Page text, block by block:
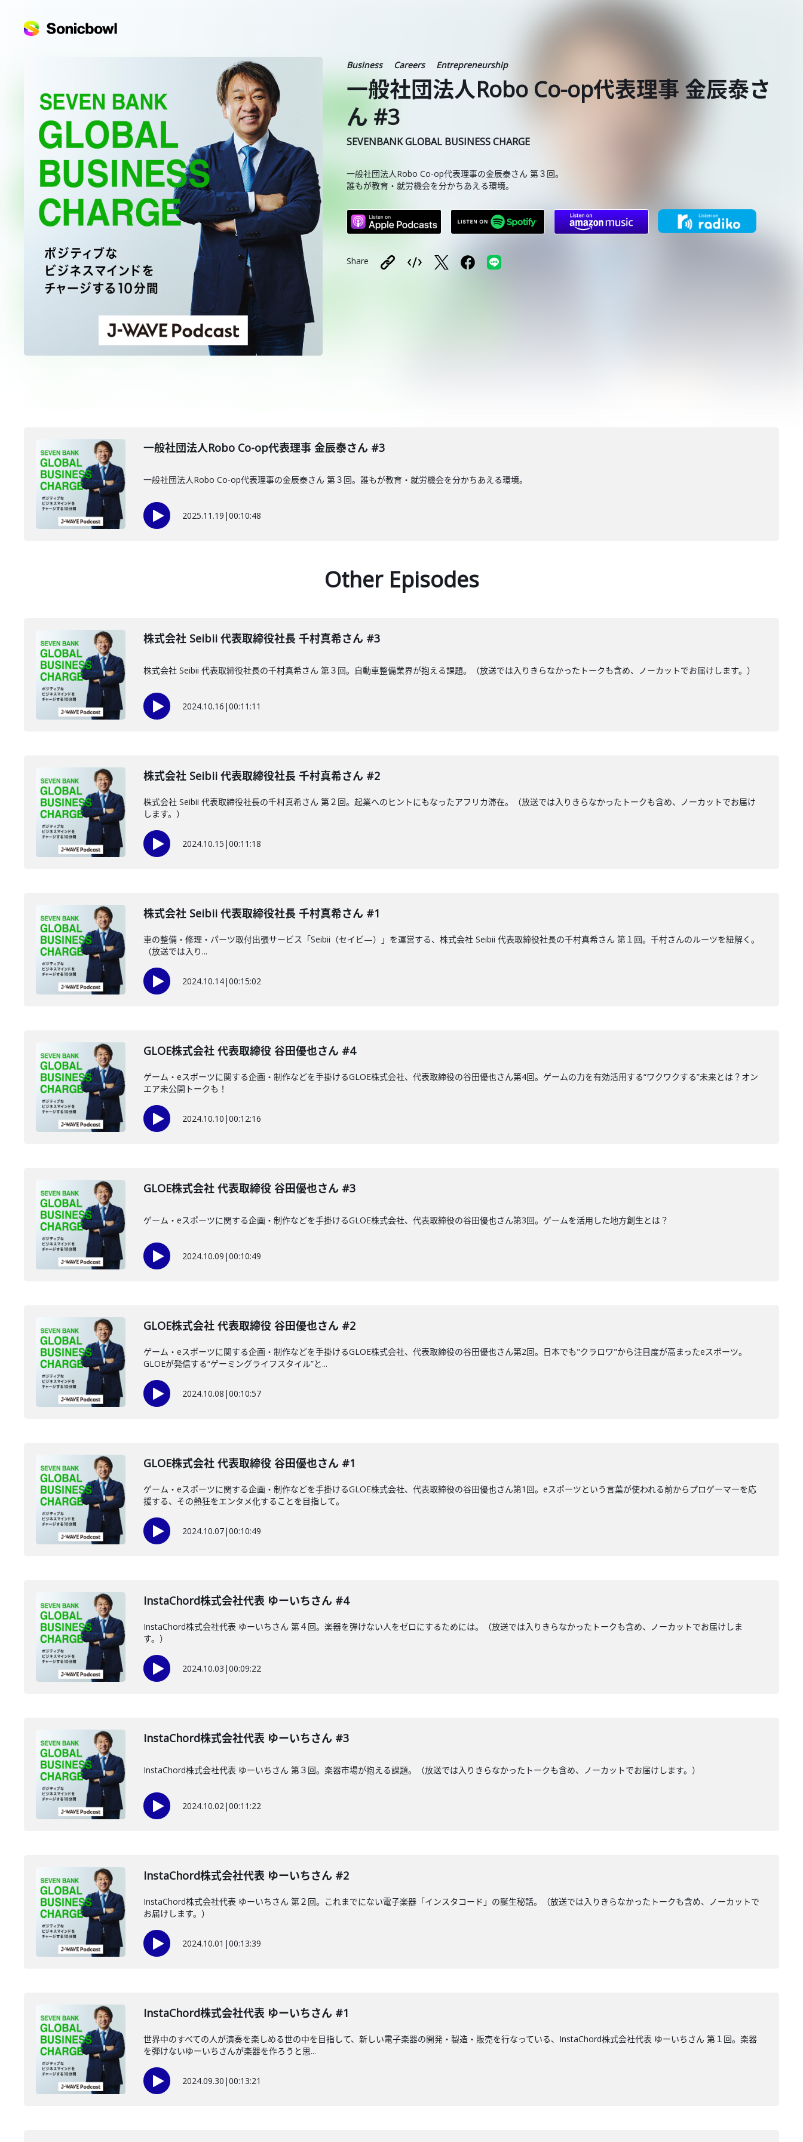
Business Careers Entrepreneurship
一般社団法人Robo Co-op代表理事 金辰泰さ
ん #3
SEVENBANK GLOBAL BUSINESS CHARGE
一般社団法人Robo Co-op代表理事の金辰泰さん 第３回。
誰もが教育・就労機会を分かちあえる環境。
Share
一般社団法人Robo Co-op代表理事 金辰泰さん #3
一般社団法人Robo Co-op代表理事の金辰泰さん 第３回。誰もが教育・就労機会を分かちあえる環境。
2025.11.19 |00:10:48
Other Episodes
株式会社 Seibii 代表取締役社長 千村真希さん #3
株式会社 Seibii 代表取締役社長の千村真希さん 第３回。自動車整備業界が抱える課題。（放送では入りきらなかったトークも含め、ノーカットでお届けします。）
2024.10.16 |00:11:11
株式会社 Seibii 代表取締役社長 千村真希さん #2
株式会社 Seibii 代表取締役社長の千村真希さん 第２回。起業へのヒントにもなったアフリカ滞在。（放送では入りきらなかったトークも含め、ノーカットでお届け
します。）
2024.10.15 |00:11:18
株式会社 Seibii 代表取締役社長 千村真希さん #1
車の整備・修理・パーツ取付出張サービス「Seibii（セイビ—）」を運営する、株式会社 Seibii 代表取締役社長の千村真希さん 第１回。千村さんのルーツを紐解く。
（放送では入り...
2024.10.14|00:15:02
GLOE株式会社 代表取締役 谷田優也さん #4
ゲーム・eスポーツに関する企画・制作などを手掛けるGLOE株式会社、代表取締役の谷田優也さん第4回。ゲームの力を有効活用する“ワクワクする”未来とは？オン
エア未公開トークも！
2024.10.10 |00:12:16
GLOE株式会社 代表取締役 谷田優也さん #3
ゲーム・eスポーツに関する企画・制作などを手掛けるGLOE株式会社、代表取締役の谷田優也さん第3回。ゲームを活用した地方創生とは？
2024.10.09 |00:10:49
GLOE株式会社 代表取締役 谷田優也さん #2
ゲーム・eスポーツに関する企画・制作などを手掛けるGLOE株式会社、代表取締役の谷田優也さん第2回。日本でも"クラロワ"から注目度が高まったeスポーツ。
GLOEが発信する“ゲーミングライフスタイル”と...
2024.10.08 |00:10:57
GLOE株式会社 代表取締役 谷田優也さん #1
ゲーム・eスポーツに関する企画・制作などを手掛けるGLOE株式会社、代表取締役の谷田優也さん第1回。eスポーツという言葉が使われる前からプロゲーマーを応
援する、その熱狂をエンタメ化することを目指して。
2024.10.07|00:10:49
InstaChord株式会社代表 ゆーいちさん #4
InstaChord株式会社代表 ゆーいちさん 第４回。楽器を弾けない人をゼロにするためには。（放送では入りきらなかったトークも含め、ノーカットでお届けしま
す。）
2024.10.03 |00:09:22
InstaChord株式会社代表 ゆーいちさん #3
InstaChord株式会社代表 ゆーいちさん 第３回。楽器市場が抱える課題。（放送では入りきらなかったトークも含め、ノーカットでお届けします。）
2024.10.02|00:11:22
InstaChord株式会社代表 ゆーいちさん #2
InstaChord株式会社代表 ゆーいちさん 第２回。これまでにない電子楽器「インスタコード」の誕生秘話。（放送では入りきらなかったトークも含め、ノーカットで
お届けします。）
2024.10.01 |00:13:39
InstaChord株式会社代表 ゆーいちさん #1
世界中のすべての人が演奏を楽しめる世の中を目指して、新しい電子楽器の開発・製造・販売を行なっている、InstaChord株式会社代表 ゆーいちさん 第１回。楽器
を弾けないゆーいちさんが楽器を作ろうと思...
2024.09.30 |00:13:21